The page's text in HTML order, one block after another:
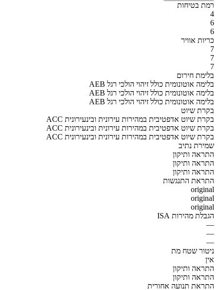
רמת בטיחות
4
6
6
כריות אוויר
7
7
7
בלימת חירום
AEB בלימה אוטונומית כולל זיהוי הולכי רגל
AEB בלימה אוטונומית כולל זיהוי הולכי רגל
AEB בלימה אוטונומית כולל זיהוי הולכי רגל
בקרת שיוט
ACC בקרת שיוט אדפטיבית במהירות עירונית ובינעירונית
ACC בקרת שיוט אדפטיבית במהירות עירונית ובינעירונית
ACC בקרת שיוט אדפטיבית במהירות עירונית ובינעירונית
שמירת נתיב
התראה ותיקון
התראה ותיקון
התראה ותיקון
התראת התנגשות
original
original
original
הגבלת מהירות ISA
—
—
—
ניטור שטח מת
אין
התראה ותיקון
התראה ותיקון
התראת תנועה אחורית